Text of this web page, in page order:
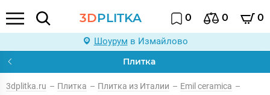
3DPLITKA 0 0 0
Шоурум в Измайлово
Плитка
3dplitka.ru – Плитка – Плитка из Италии – Emil ceramica –